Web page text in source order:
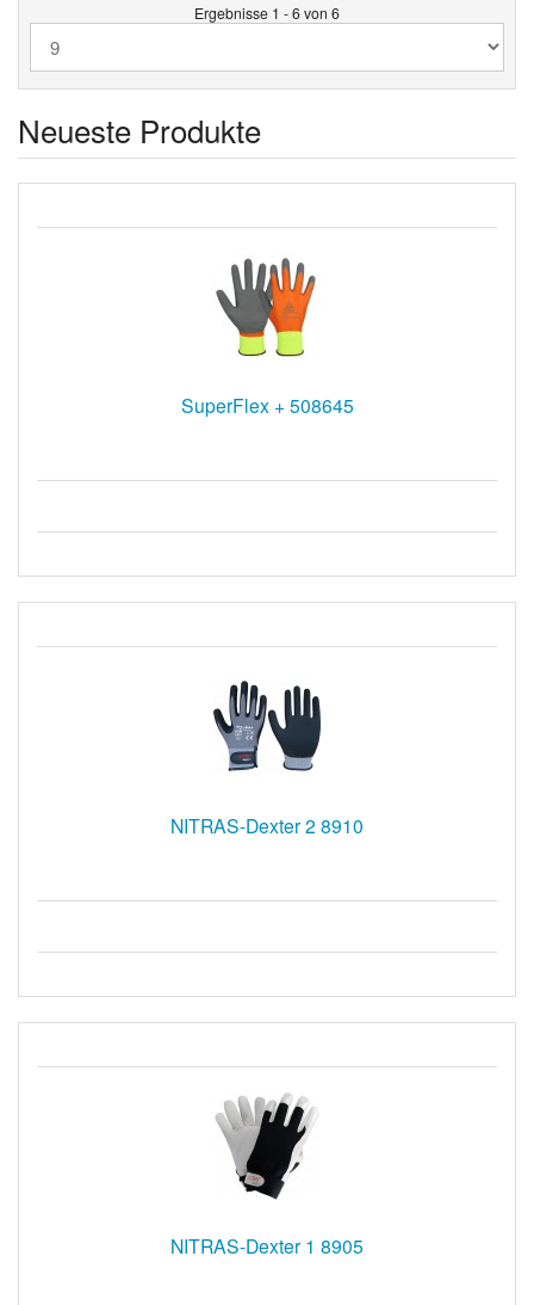
Ergebnisse 1 - 6 von 6
Neueste Produkte
SuperFlex + 508645
NITRAS-Dexter 2 8910
NITRAS-Dexter 1 8905